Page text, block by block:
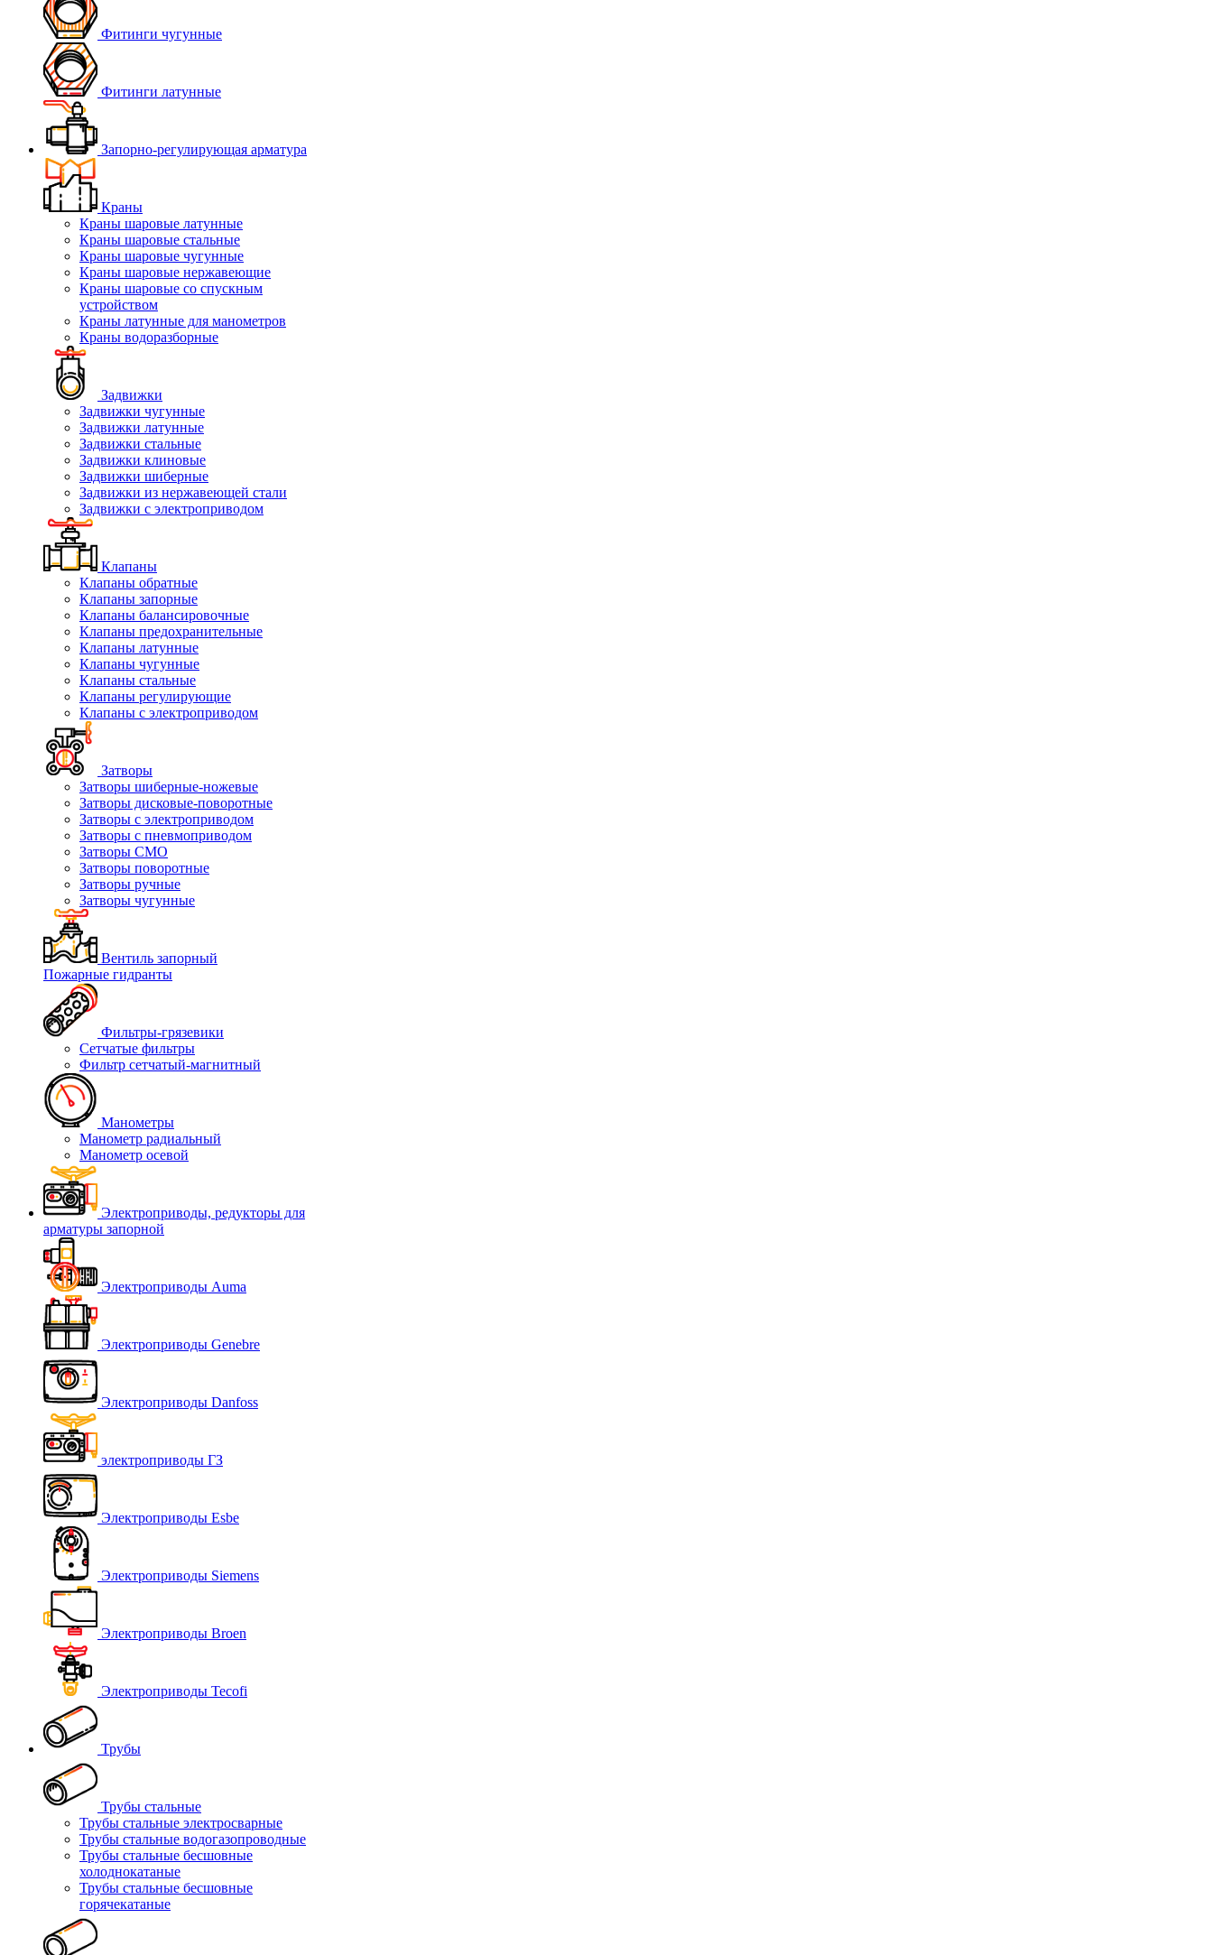
Фитинги чугунные
Фитинги латунные
Запорно-регулирующая арматура
Краны
Краны шаровые латунные
Краны шаровые стальные
Краны шаровые чугунные
Краны шаровые нержавеющие
Краны шаровые со спускным
устройством
Краны латунные для манометров
Краны водоразборные
Задвижки
Задвижки чугунные
Задвижки латунные
Задвижки стальные
Задвижки клиновые
Задвижки шиберные
Задвижки из нержавеющей стали
Задвижки с электроприводом
Клапаны
Клапаны обратные
Клапаны запорные
Клапаны балансировочные
Клапаны предохранительные
Клапаны латунные
Клапаны чугунные
Клапаны стальные
Клапаны регулирующие
Клапаны с электроприводом
Затворы
Затворы шиберные-ножевые
Затворы дисковые-поворотные
Затворы с электроприводом
Затворы с пневмоприводом
Затворы СМО
Затворы поворотные
Затворы ручные
Затворы чугунные
Вентиль запорный
Пожарные гидранты
Фильтры-грязевики
Сетчатые фильтры
Фильтр сетчатый-магнитный
Манометры
Манометр радиальный
Манометр осевой
Электроприводы, редукторы для
арматуры запорной
Электроприводы Auma
Электроприводы Genebre
Электроприводы Danfoss
электроприводы ГЗ
Электроприводы Esbe
Электроприводы Siemens
Электроприводы Broen
Электроприводы Tecofi
Трубы
Трубы стальные
Трубы стальные электросварные
Трубы стальные водогазопроводные
Трубы стальные бесшовные
холоднокатаные
Трубы стальные бесшовные
горячекатаные